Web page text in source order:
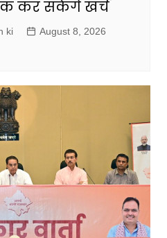
कर सकेंगे खर्च
ki
August 8, 2026